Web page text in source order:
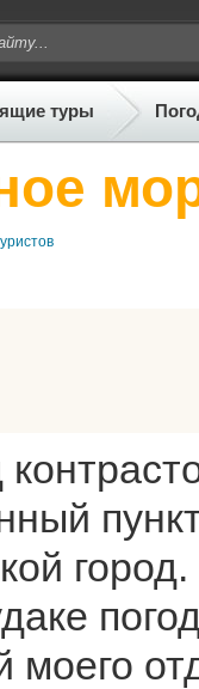
туры
моего